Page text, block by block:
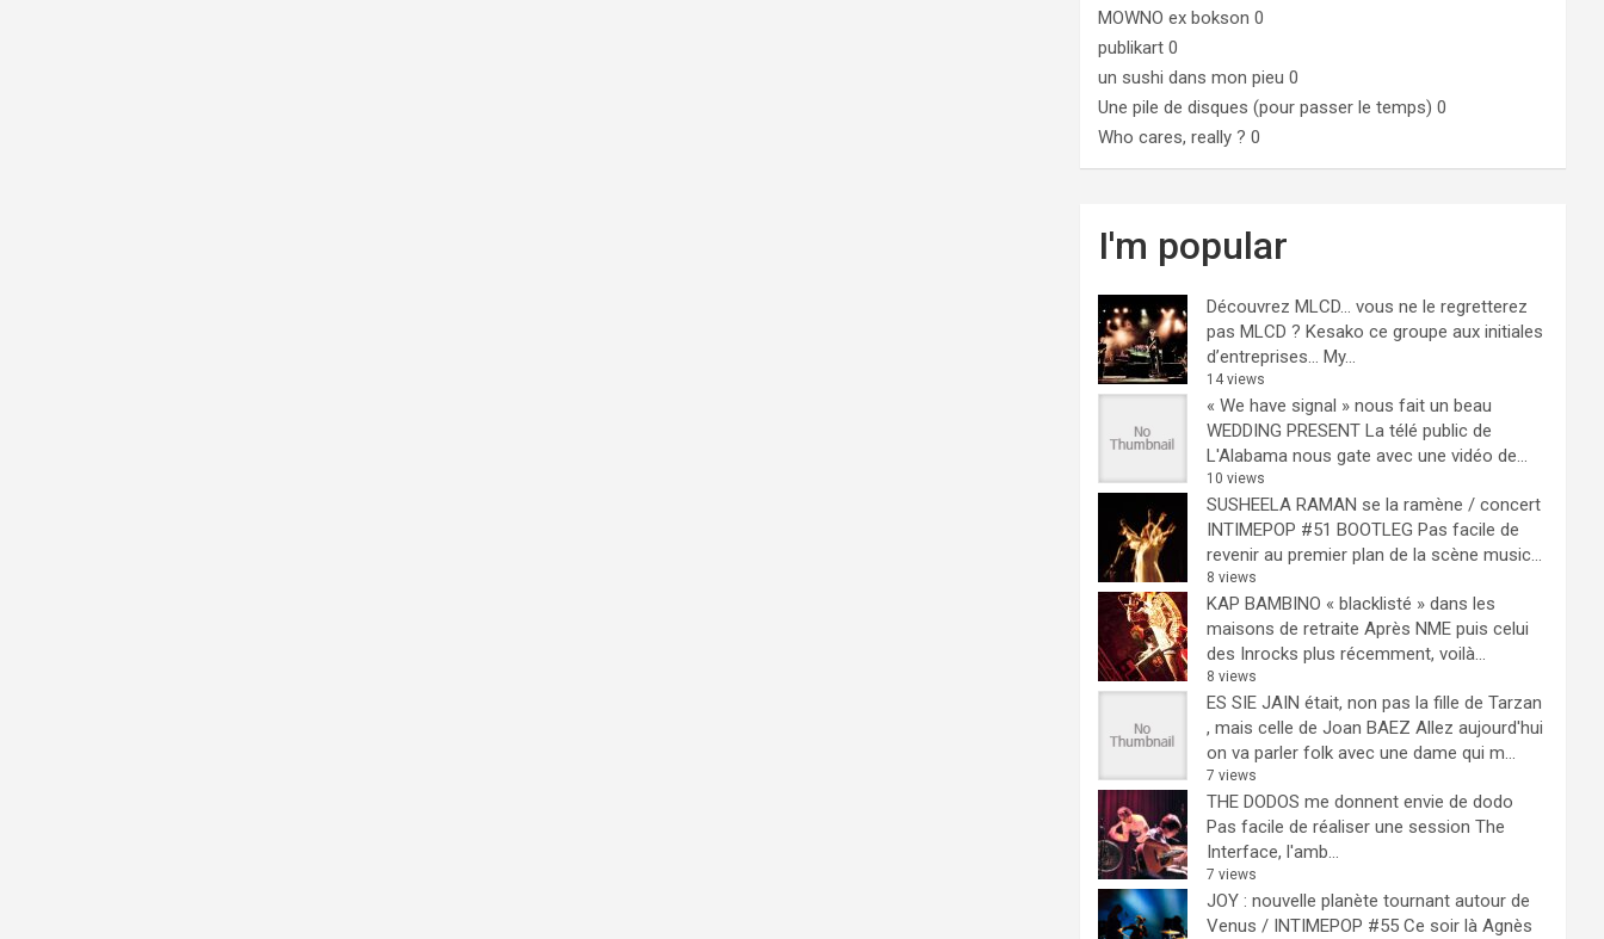
MOWNO ex bokson 0
publikart 0
un sushi dans mon pieu 0
Une pile de disques (pour passer le temps) 0
Who cares, really ? 0
I'm popular
Découvrez MLCD… vous ne le regretterez
pas MLCD ? Kesako ce groupe aux initiales
d’entreprises… My...
14 views
« We have signal » nous fait un beau
WEDDING PRESENT La télé public de
L'Alabama nous gate avec une vidéo de...
10 views
SUSHEELA RAMAN se la ramène / concert
INTIMEPOP #51 BOOTLEG Pas facile de
revenir au premier plan de la scène music...
8 views
KAP BAMBINO « blacklisté » dans les
maisons de retraite Après NME puis celui
des Inrocks plus récemment, voilà...
8 views
ES SIE JAIN était, non pas la fille de Tarzan
, mais celle de Joan BAEZ Allez aujourd'hui
on va parler folk avec une dame qui m...
7 views
THE DODOS me donnent envie de dodo
Pas facile de réaliser une session The
Interface, l'amb...
7 views
JOY : nouvelle planète tournant autour de
Venus / INTIMEPOP #55 Ce soir là Agnès